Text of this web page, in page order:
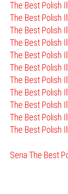
The Best Polish
The Best Polish
The Best Polish
The Best Polish
The Best Polish
The Best Polish
The Best Polish
The Best Polish
The Best Polish
The Best Polish
The Best Polish
Seria The Best